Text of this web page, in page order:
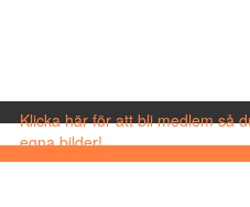
Klicka här för att bli medlem så
egna bilder!